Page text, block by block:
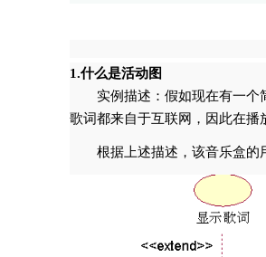
1.什么是活动图
实例描述：假如现在有一个
歌词都来自于互联网，因此在播
根据上述描述，该音乐盒的